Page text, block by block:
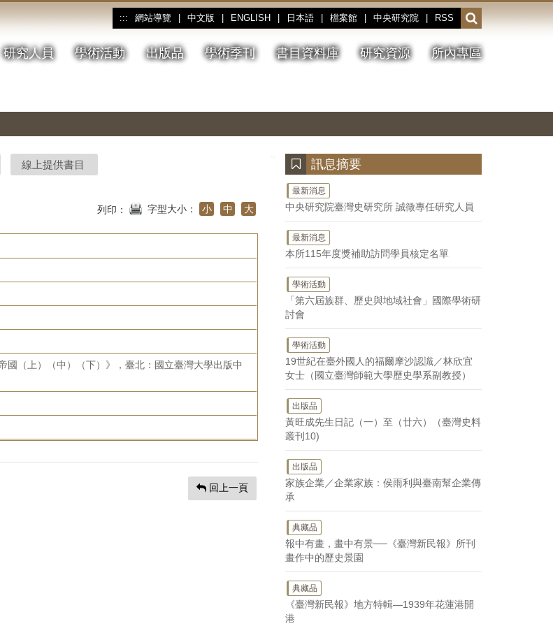
::: 網站導覽 中文版 ENGLISH 日本語 檔案館 中央研究院 RSS
開
啟
或
收
研究人員 學術活動 出版品 學術季刊 書目資料庫 研究資源 所內專區
停、
圖
圖
結
線上提供書目
列印： 字型大小： 小 中 大
國（上）（中）（下）》，臺北：國立臺灣大學出版中
回上一頁
訊息摘要
最新消息
中央研究院臺灣史研究所 誠徵專任研究人員
最新消息
本所115年度獎補助訪問學員核定名單
學術活動
「第六屆族群、歷史與地域社會」國際學術研
討會
學術活動
19世紀在臺外國人的福爾摩沙認識／林欣宜
女士（國立臺灣師範大學歷史學系副教授）
出版品
黃旺成先生日記（一）至（廿六）（臺灣史料
叢刊10)
出版品
家族企業／企業家族：侯雨利與臺南幫企業傳
承
典藏品
報中有畫，畫中有景──《臺灣新民報》所刊
畫作中的歷史景園
典藏品
《臺灣新民報》地方特輯—1939年花蓮港開
港